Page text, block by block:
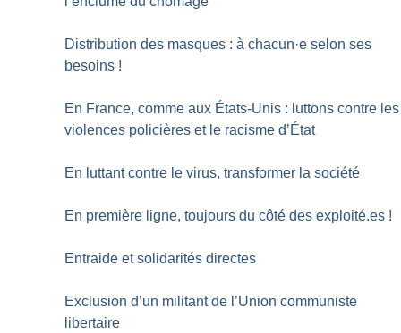
Distribution des masques : à chacun·e selon ses
besoins !
En France, comme aux États-Unis : luttons contre les
violences policières et le racisme d’État
En luttant contre le virus, transformer la société
En première ligne, toujours du côté des exploité.es !
Entraide et solidarités directes
Exclusion d’un militant de l’Union communiste
libertaire